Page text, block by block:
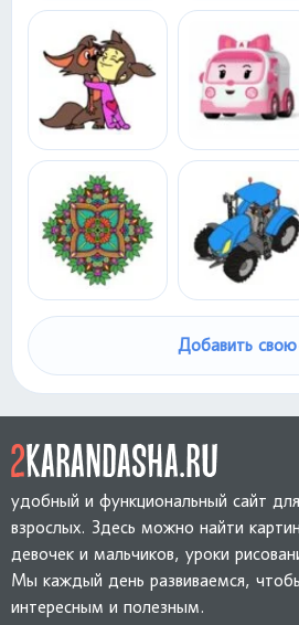
Добавить свою
удобный и функциональный сайт
взрослых. Здесь можно найти
девочек и мальчиков, уроки
Мы каждый день развиваемся,
интересным и полезным.